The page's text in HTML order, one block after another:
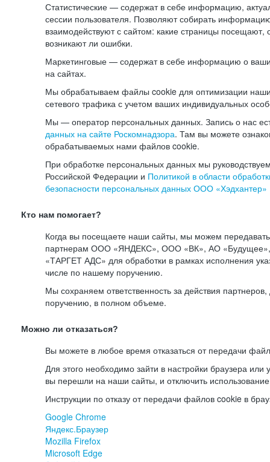
Статистические — содержат в себе информацию,
сессии пользователя. Позволяют собирать
взаимодействуют с сайтом: какие страницы посещают,
возникают ли ошибки.
Маркетинговые — содержат в себе информацию о
на сайтах.
Мы обрабатываем файлы cookie для оптимизации
сетевого трафика с учетом ваших индивидуальных
Мы — оператор персональных данных. Запись о нас
данных на сайте Роскомнадзора. Там вы можете
обрабатываемых нами файлов cookie.
При обработке персональных данных мы
Российской Федерации и Политикой в области
безопасности персональных данных ООО «Хэдхантер»
Кто нам помогает?
Когда вы посещаете наши сайты, мы можем
партнерам ООО «ЯНДЕКС», ООО «ВК», АО
«ТАРГЕТ АДС» для обработки в рамках исполнения
числе по нашему поручению.
Мы сохраняем ответственность за действия
поручению, в полном объеме.
Можно ли отказаться?
Вы можете в любое время отказаться от передачи
Для этого необходимо зайти в настройки браузера или
вы перешли на наши сайты, и отключить
Инструкции по отказу от передачи файлов cookie в
Google Chrome
Яндекс.Браузер
Mozilla Firefox
Microsoft Edge